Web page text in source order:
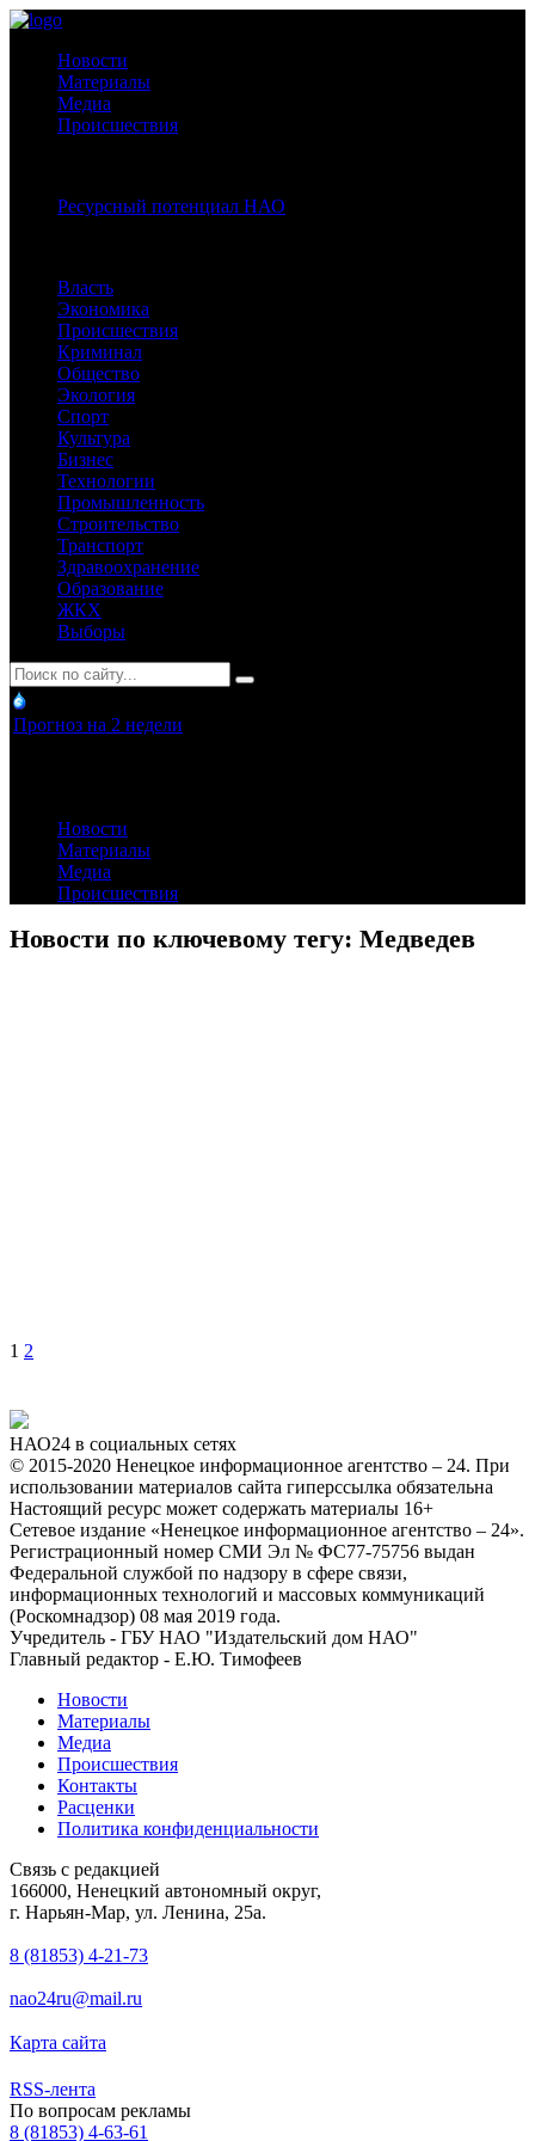
Новости
Материалы
Медиа
Происшествия
Ресурсный потенциал НАО
Власть
Экономика
Происшествия
Криминал
Общество
Экология
Спорт
Культура
Бизнес
Технологии
Промышленность
Строительство
Транспорт
Здравоохранение
Образование
ЖКХ
Выборы
Прогноз на 2 недели
Новости
Материалы
Медиа
Происшествия
Новости по ключевому тегу: Медведев
1 2
НАО24 в социальных сетях
© 2015-2020 Ненецкое информационное агентство – 24. При
использовании материалов сайта гиперссылка обязательна
Настоящий ресурс может содержать материалы 16+
Сетевое издание «Ненецкое информационное агентство – 24».
Регистрационный номер СМИ Эл № ФС77-75756 выдан
Федеральной службой по надзору в сфере связи,
информационных технологий и массовых коммуникаций
(Роскомнадзор) 08 мая 2019 года.
Учредитель - ГБУ НАО "Издательский дом НАО"
Главный редактор - Е.Ю. Тимофеев
Новости
Материалы
Медиа
Происшествия
Контакты
Расценки
Политика конфиденциальности
Связь с редакцией
166000, Ненецкий автономный округ,
г. Нарьян-Мар, ул. Ленина, 25а.
8 (81853) 4-21-73
nao24ru@mail.ru
Карта сайта
RSS-лента
По вопросам рекламы
8 (81853) 4-63-61